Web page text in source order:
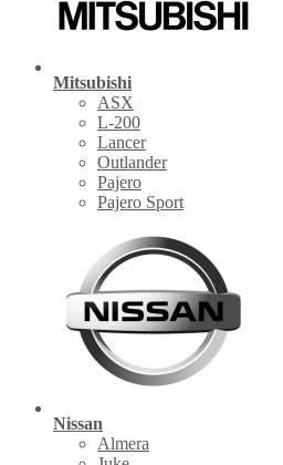
Mitsubishi
ASX
L-200
Lancer
Outlander
Pajero
Pajero Sport
Nissan
Almera